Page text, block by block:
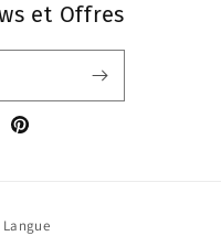
et Offres
Pinterest
Langue